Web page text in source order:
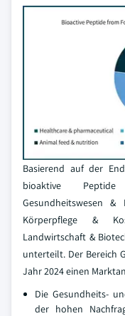
Basierend auf der
bioaktive
Gesundheitswesen &
Körperpflege &
Landwirtschaft &
unterteilt. Der Bereich
Jahr 2024 einen
Die Gesundheits-
der hohen